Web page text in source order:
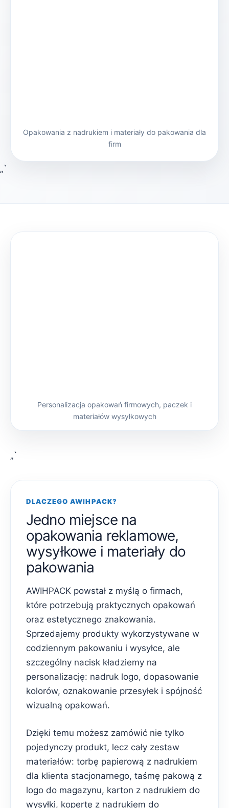
Opakowania z nadrukiem i materiały do pakowania dla
firm
„`
Personalizacja opakowań firmowych, paczek i
materiałów wysyłkowych
„`
DLACZEGO AWIHPACK?
Jedno miejsce na
opakowania reklamowe,
wysyłkowe i materiały do
pakowania
AWIHPACK powstał z myślą o firmach,
które potrzebują praktycznych opakowań
oraz estetycznego znakowania.
Sprzedajemy produkty wykorzystywane w
codziennym pakowaniu i wysyłce, ale
szczególny nacisk kładziemy na
personalizację: nadruk logo, dopasowanie
kolorów, oznakowanie przesyłek i spójność
wizualną opakowań.
Dzięki temu możesz zamówić nie tylko
pojedynczy produkt, lecz cały zestaw
materiałów: torbę papierową z nadrukiem
dla klienta stacjonarnego, taśmę pakową z
logo do magazynu, karton z nadrukiem do
wysyłki, kopertę z nadrukiem do